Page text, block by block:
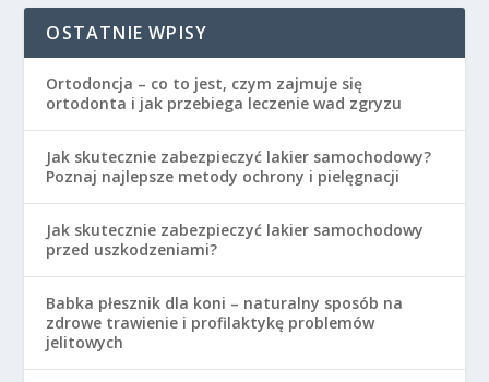
OSTATNIE WPISY
Ortodoncja – co to jest, czym zajmuje się
ortodonta i jak przebiega leczenie wad zgryzu
Jak skutecznie zabezpieczyć lakier samochodowy?
Poznaj najlepsze metody ochrony i pielęgnacji
Jak skutecznie zabezpieczyć lakier samochodowy
przed uszkodzeniami?
Babka płesznik dla koni – naturalny sposób na
zdrowe trawienie i profilaktykę problemów
jelitowych